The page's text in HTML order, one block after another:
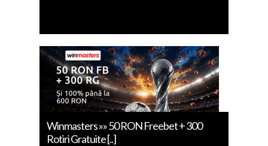
Winmasters »» 50 RON Freebet + 300
Rotiri Gratuite [..]